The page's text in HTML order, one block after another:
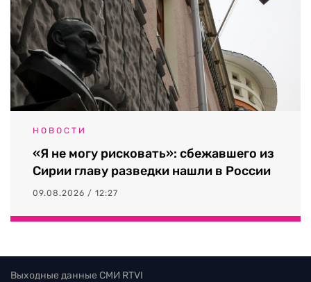
НОВОСТИ
«Я не могу рисковать»: сбежавшего из
Сирии главу разведки нашли в России
09.08.2026 / 12:27
Выходные данные СМИ RTVI